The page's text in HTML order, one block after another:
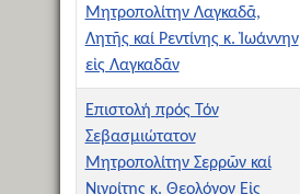
Μητροπολίτην Λαγκαδᾶ,
Λητῆς καί Ρεντίνης κ. Ἰωάννην
εἰς Λαγκαδᾶν
Επιστολή πρός Τόν
Σεβασμιώτατον
Μητροπολίτην Σερρῶν καί
Νιγρίτης κ. Θεολόγον Εἰς